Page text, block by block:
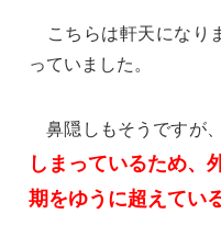
こちらは軒天になり
っていました。
鼻隠しもそうですが、
しまっているため、
期をゆうに超えてい